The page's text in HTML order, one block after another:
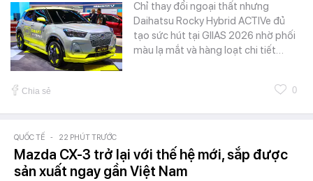
Chỉ thay đổi ngoại thất nhưng
Daihatsu Rocky Hybrid ACTIVe đủ
tạo sức hút tại GIIAS 2026 nhờ phối
màu lạ mắt và hàng loạt chi tiết…
Chia sẻ 0
QUỐC TẾ - 22 PHÚT TRƯỚC
Mazda CX-3 trở lại với thế hệ mới, sắp được
sản xuất ngay gần Việt Nam